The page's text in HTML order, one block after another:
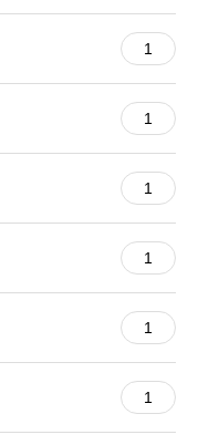
1
1
1
1
1
1